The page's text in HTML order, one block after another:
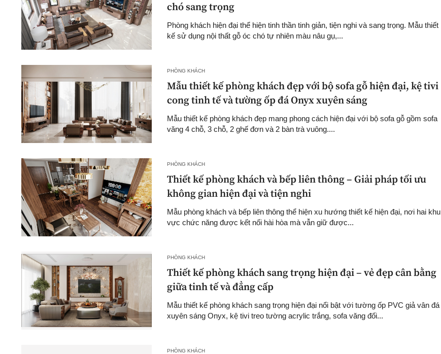
chó sang trọng
Phòng khách hiện đại thể hiện tinh thần tinh giản, tiện nghi và sang trọng. Mẫu thiết
kế sử dụng nội thất gỗ óc chó tự nhiên màu nâu gụ,...
PHÒNG KHÁCH
Mẫu thiết kế phòng khách đẹp với bộ sofa gỗ hiện đại, kệ tivi
cong tinh tế và tường ốp đá Onyx xuyên sáng
Mẫu thiết kế phòng khách đẹp mang phong cách hiện đại với bộ sofa gỗ gồm sofa
văng 4 chỗ, 3 chỗ, 2 ghế đơn và 2 bàn trà vuông....
PHÒNG KHÁCH
Thiết kế phòng khách và bếp liên thông – Giải pháp tối ưu
không gian hiện đại và tiện nghi
Mẫu phòng khách và bếp liên thông thể hiện xu hướng thiết kế hiện đại, nơi hai khu
vực chức năng được kết nối hài hòa mà vẫn giữ được...
PHÒNG KHÁCH
Thiết kế phòng khách sang trọng hiện đại – vẻ đẹp cân bằng
giữa tinh tế và đẳng cấp
Mẫu thiết kế phòng khách sang trọng hiện đại nổi bật với tường ốp PVC giả vân đá
xuyên sáng Onyx, kệ tivi treo tường acrylic trắng, sofa văng đối...
PHÒNG KHÁCH